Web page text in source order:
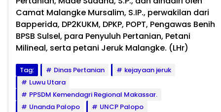
Camat Malangke Mursalim, S.IP., perwakilan dari
Bapperida, DP2KUKM, DPKP, POPT, Pengawas Benih
BPSB Sulsel, para Penyuluh Pertanian, Petani
Milineal, serta petani Jeruk Malangke. (LHr)
Tag: Dinas Pertanian
kejayaan jeruk
Luwu Utara
PPSDM Kemendagri Regional Makassar.
Unanda Palopo
UNCP Palopo